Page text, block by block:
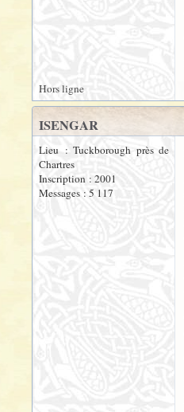
Hors ligne
ISENGAR
Lieu : Tuckborough près de
Chartres
Inscription : 2001
Messages : 5 117